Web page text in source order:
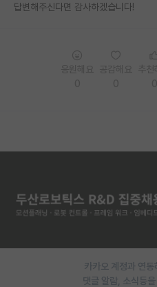
커리어
유학교육
이벤트
반도체 아카데미
답변해주신다면 감사하겠습니다!
카카오 계정과 연
댓글 알람, 소식등